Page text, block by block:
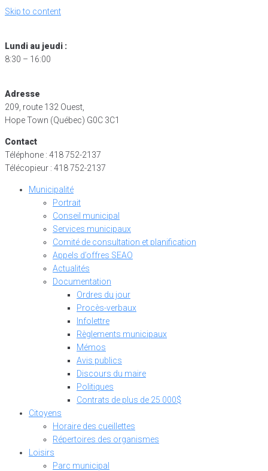
Skip to content
Lundi au jeudi :
8:30 – 16:00
Adresse
209, route 132 Ouest,
Hope Town (Québec) G0C 3C1
Contact
Téléphone : 418 752-2137
Télécopieur : 418 752-2137
Municipalité
Portrait
Conseil municipal
Services municipaux
Comité de consultation et planification
Appels d’offres SEAO
Actualités
Documentation
Ordres du jour
Procès-verbaux
Infolettre
Règlements municipaux
Mémos
Avis publics
Discours du maire
Politiques
Contrats de plus de 25 000$
Citoyens
Horaire des cueillettes
Répertoires des organismes
Loisirs
Parc municipal